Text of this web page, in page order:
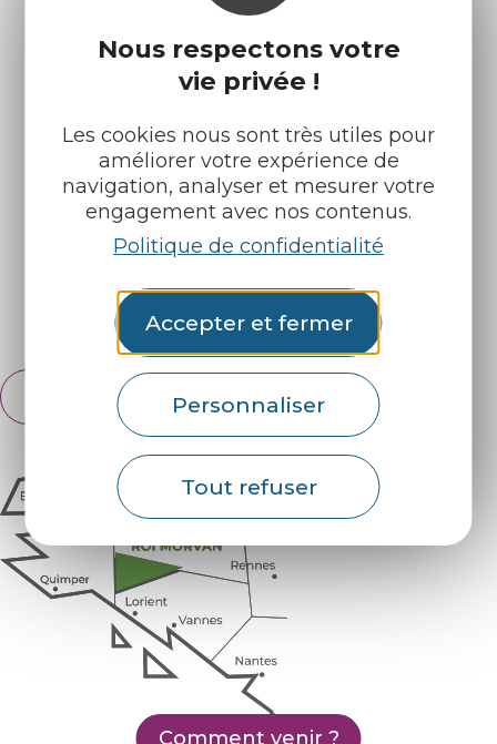
Nous respectons votre
vie privée !
Les cookies nous sont très utiles pour
améliorer votre expérience de
navigation, analyser et mesurer votre
engagement avec nos contenus.
Politique de confidentialité
Accepter et fermer
Personnaliser
Tout refuser
Infos pratiques
Nos accueils
Nos brochures
Météo
Retrouvez-nous sur :
Espace pro Partenaires
Français
English
Comment venir ?